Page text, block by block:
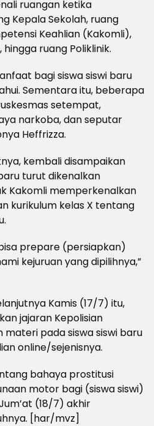
ruangan ketika
Kepala Sekolah, ruang
Keahlian (Kakomli),
ruang Poliklinik.
bagi siswa siswi baru
Sementara itu, beberapa
setempat,
narkoba, dan seputar
Heffrizza.
kembali disampaikan
turut dikenalkan
Kakomli memperkenalkan
kurikulum kelas X tentang
prepare (persiapkan)
kejuruan yang dipilihnya,”
Kamis (17/7) itu,
jajaran Kepolisian
pada siswa siswi baru
online/sejenisnya.
bahaya prostitusi
motor bagi (siswa siswi)
(18/7) akhir
[har/mvz]